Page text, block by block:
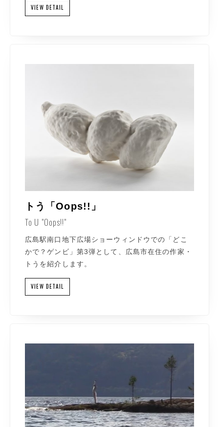
VIEW DETAIL
トう「Oops!!」
To U "Oops!!"
広島駅南口地下広場ショーウィンドウでの「どこ
かで？ゲンビ」第3弾として、広島市在住の作家・
トうを紹介します。
VIEW DETAIL